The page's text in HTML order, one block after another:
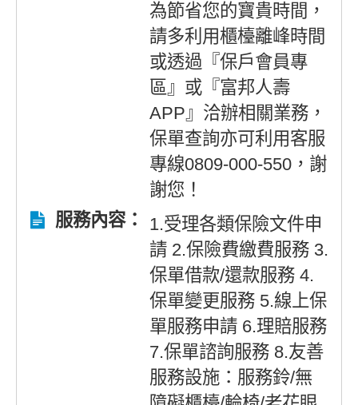
為節省您的寶貴時間，
請多利用櫃檯離峰時間
或透過『保戶會員專
區』或『富邦人壽
APP』洽辦相關業務，
保單查詢亦可利用客服
專線0809-000-550，謝
謝您！
服務內容：
1.受理各類保險文件申
請 2.保險費繳費服務 3.
保單借款/還款服務 4.
保單變更服務 5.線上保
單服務申請 6.理賠服務
7.保單諮詢服務 8.友善
服務設施：服務鈴/無